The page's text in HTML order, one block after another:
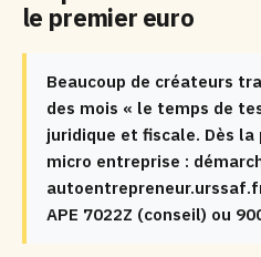
le premier euro
Beaucoup de créateurs
des mois « le temps de
juridique et fiscale. Dès
micro entreprise :
APE 7022Z (conseil) ou